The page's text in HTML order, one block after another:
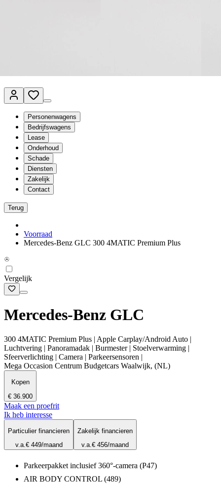
Personenwagens
Bedrijfswagens
Lease
Onderhoud
Schade
Diensten
Zakelijk
Contact
Terug
Voorraad
Mercedes-Benz GLC 300 4MATIC Premium Plus
Vergelijk
Mercedes-Benz GLC
300 4MATIC Premium Plus | Apple Carplay/Android Auto |
Luchtvering | Panoramadak | Burmester | Stoelverwarming |
Sfeerverlichting | Camera | Parkeersensoren |
Mega Occasion Centrum Budgetcars Waalwijk, (NL)
Kopen
€ 36.900
Maak een proefrit
Ik heb interesse
Particulier financieren
v.a.€ 449/maand
Zakelijk financieren
v.a.€ 456/maand
Parkeerpakket inclusief 360°-camera (P47)
AIR BODY CONTROL (489)